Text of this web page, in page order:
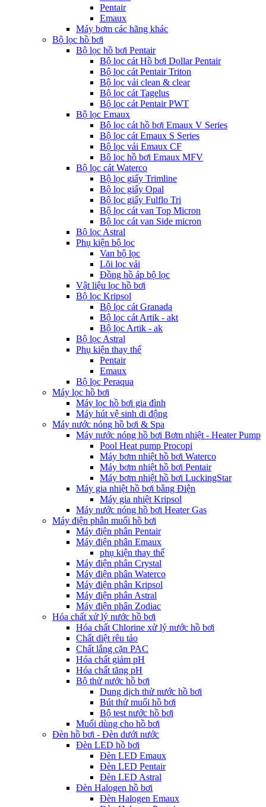
Pentair
Emaux
Máy bơm các hãng khác
Bộ lọc hồ bơi
Bộ lọc hồ bơi Pentair
Bộ lọc cát Hồ bơi Dollar Pentair
Bộ lọc cát Pentair Triton
Bộ lọc vải clean & clear
Bộ lọc cát Tagelus
Bộ lọc cát Pentair PWT
Bộ lọc Emaux
Bộ lọc cát hồ bơi Emaux V Series
Bộ lọc cát Emaux S Series
Bộ lọc vải Emaux CF
Bô lọc hồ bơi Emaux MFV
Bộ lọc cát Waterco
Bộ lọc giấy Trimline
Bộ lọc giấy Opal
Bộ lọc giấy Fulflo Tri
Bộ lọc cát van Top Micron
Bộ lọc cát van Side micron
Bộ lọc Astral
Phụ kiện bộ lọc
Van bộ lọc
Lõi lọc vải
Đồng hồ áp bộ lọc
Vật liệu lọc hồ bơi
Bộ lọc Kripsol
Bộ lọc cát Granada
Bộ lọc cát Artik - akt
Bộ lọc Artik - ak
Bộ lọc Astral
Phụ kiện thay thế
Pentair
Emaux
Bộ lọc Peraqua
Máy lọc hồ bơi
Máy lọc hồ bơi gia đình
Máy hút vệ sinh di động
Máy nước nóng hồ bơi & Spa
Máy nước nóng hồ bơi Bơm nhiệt - Heater Pump
Pool Heat pump Procopi
Máy bơm nhiệt hồ bơi Waterco
Máy bơm nhiệt hồ bơi Pentair
Máy bơm nhiệt hồ bơi LuckingStar
Máy gia nhiệt hồ bơi bằng Điện
Máy gia nhiệt Kripsol
Máy nước nóng hồ bơi Heater Gas
Máy điện phân muối hồ bơi
Máy điện phân Pentair
Máy điện phân Emaux
phụ kiện thay thế
Máy điện phân Crystal
Máy điện phân Waterco
Máy điện phân Kripsol
Máy điện phân Astral
Máy điện phân Zodiac
Hóa chất xử lý nước hồ bơi
Hóa chất Chlorine xử lý nước hồ bơi
Chất diệt rêu tảo
Chất lắng cặn PAC
Hóa chất giảm pH
Hóa chất tăng pH
Bộ thử nước hồ bơi
Dung dịch thử nước hồ bơi
Bút thử muối hồ bơi
Bộ test nước hồ bơi
Muối dùng cho hồ bơi
Đèn hồ bơi - Đèn dưới nước
Đèn LED hồ bơi
Đèn LED Emaux
Đèn LED Pentair
Đèn LED Astral
Đèn Halogen hồ bơi
Đèn Halogen Emaux